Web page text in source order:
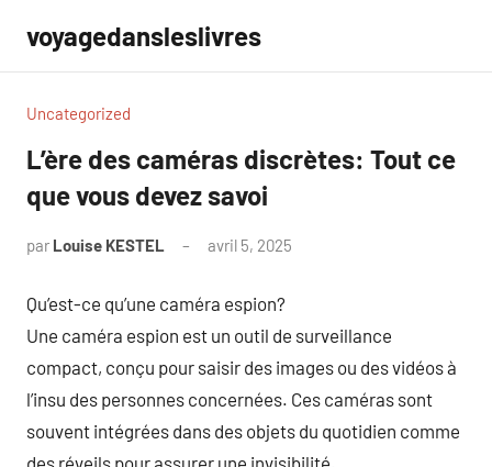
contenu
voyagedansleslivres
Uncategorized
L’ère des caméras discrètes: Tout ce
que vous devez savoi
par Louise KESTEL avril 5, 2025
Qu’est-ce qu’une caméra espion?
Une caméra espion est un outil de surveillance
compact, conçu pour saisir des images ou des vidéos à
l’insu des personnes concernées. Ces caméras sont
souvent intégrées dans des objets du quotidien comme
des réveils pour assurer une invisibilité.